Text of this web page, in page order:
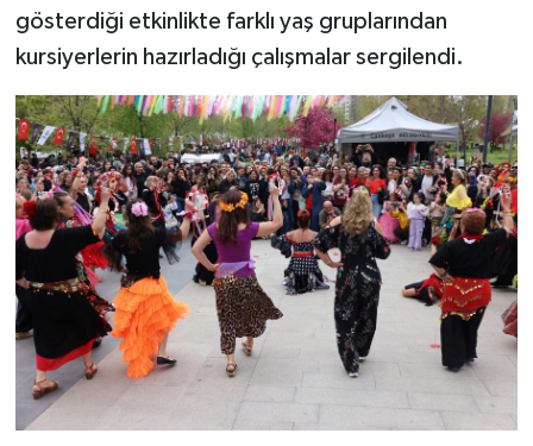
gösterdiği etkinlikte farklı yaş gruplarından
kursiyerlerin hazırladığı çalışmalar sergilendi.